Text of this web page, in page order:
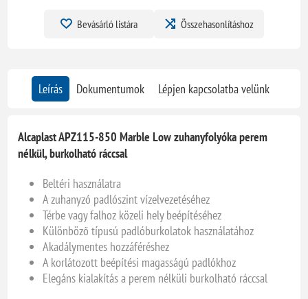
Bevásárló listára Összehasonlításhoz
Leírás Dokumentumok Lépjen kapcsolatba velünk
Alcaplast APZ115-850 Marble Low zuhanyfolyóka perem
nélkül, burkolható ráccsal
Beltéri használatra
A zuhanyzó padlószint vízelvezetéséhez
Térbe vagy falhoz közeli hely beépítéséhez
Különböző típusú padlóburkolatok használatához
Akadálymentes hozzáféréshez
A korlátozott beépítési magasságú padlókhoz
Elegáns kialakítás a perem nélküli burkolható ráccsal